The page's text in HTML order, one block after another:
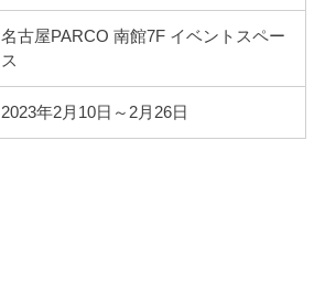
名古屋PARCO 南館7F イベントスペー
ス
2023年2月10日～2月26日